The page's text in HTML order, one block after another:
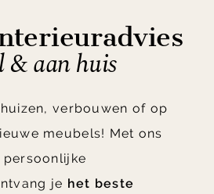
& aan huis
verbouwen of op
meubels! Met ons
persoonlijke
je het beste